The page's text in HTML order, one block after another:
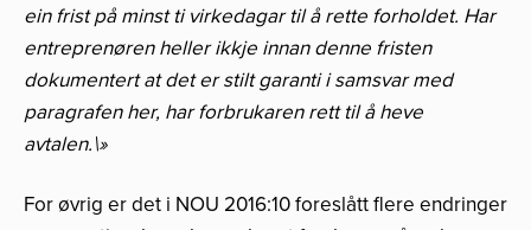
ein frist på minst ti virkedagar til å rette forholdet. Har
entreprenøren heller ikkje innan denne fristen
dokumentert at det er stilt garanti i samsvar med
paragrafen her, har forbrukaren rett til å heve
avtalen.\»
For øvrig er det i NOU 2016:10 foreslått flere endringer